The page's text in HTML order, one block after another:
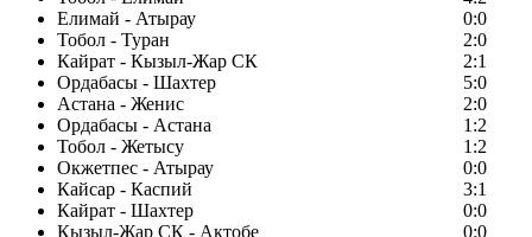
Елимай - Атырау
0:0
Тобол - Туран
2:0
Кайрат - Кызыл-Жар СК
2:1
Ордабасы - Шахтер
5:0
Астана - Женис
2:0
Ордабасы - Астана
1:2
Тобол - Жетысу
1:2
Окжетпес - Атырау
0:0
Кайсар - Каспий
3:1
Кайрат - Шахтер
0:0
Кызыл-Жар СК - Актобе
0:0